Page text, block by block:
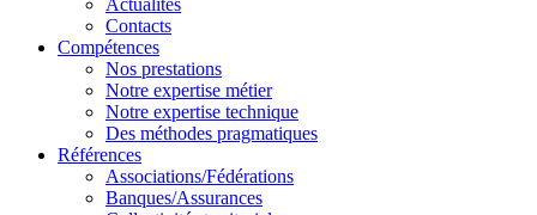
Actualités
Contacts
Compétences
Nos prestations
Notre expertise métier
Notre expertise technique
Des méthodes pragmatiques
Références
Associations/Fédérations
Banques/Assurances